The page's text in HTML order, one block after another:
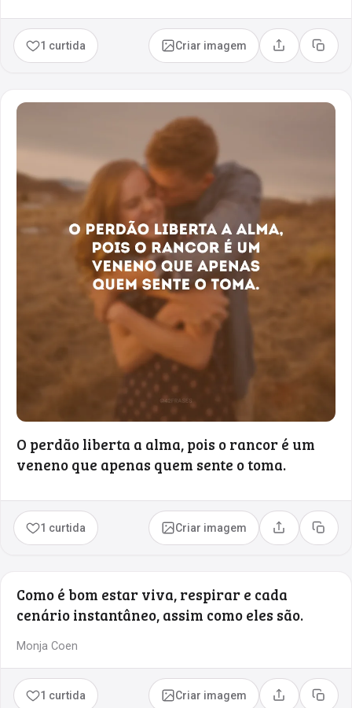
1 curtida Criar imagem Compartilhar
Copiar
O perdão liberta a alma, pois o rancor é um
veneno que apenas quem sente o toma.
1 curtida Criar imagem Compartilhar
Copiar
Como é bom estar viva, respirar e cada
cenário instantâneo, assim como eles são.
Monja Coen
1 curtida Criar imagem Compartilhar
Copiar